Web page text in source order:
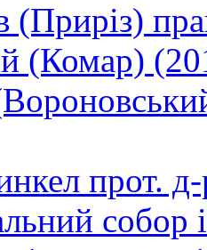
(Приріз)
(Комар)
прот.
собор